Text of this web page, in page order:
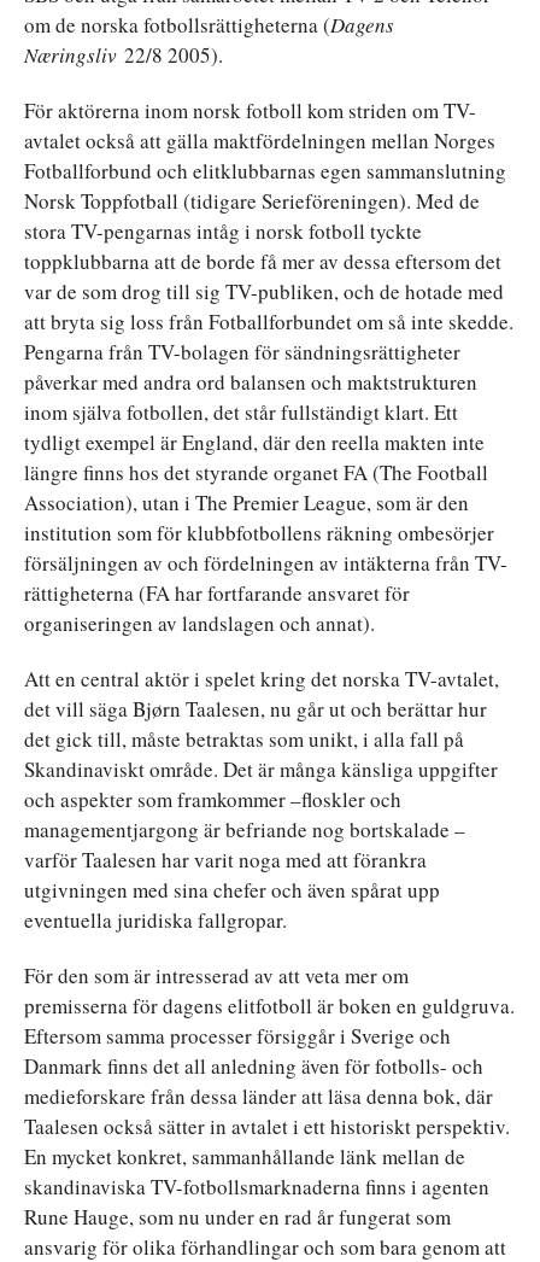
om de norska fotbollsrättigheterna (Dagens
Næringsliv 22/8 2005).
För aktörerna inom norsk fotboll kom striden om TV-
avtalet också att gälla maktfördelningen mellan Norges
Fotballforbund och elitklubbarnas egen sammanslutning
Norsk Toppfotball (tidigare Serieföreningen). Med de
stora TV-pengarnas intåg i norsk fotboll tyckte
toppklubbarna att de borde få mer av dessa eftersom det
var de som drog till sig TV-publiken, och de hotade med
att bryta sig loss från Fotballforbundet om så inte skedde.
Pengarna från TV-bolagen för sändningsrättigheter
påverkar med andra ord balansen och maktstrukturen
inom själva fotbollen, det står fullständigt klart. Ett
tydligt exempel är England, där den reella makten inte
längre finns hos det styrande organet FA (The Football
Association), utan i The Premier League, som är den
institution som för klubbfotbollens räkning ombesörjer
försäljningen av och fördelningen av intäkterna från TV-
rättigheterna (FA har fortfarande ansvaret för
organiseringen av landslagen och annat).
Att en central aktör i spelet kring det norska TV-avtalet,
det vill säga Bjørn Taalesen, nu går ut och berättar hur
det gick till, måste betraktas som unikt, i alla fall på
Skandinaviskt område. Det är många känsliga uppgifter
och aspekter som framkommer –floskler och
managementjargong är befriande nog bortskalade –
varför Taalesen har varit noga med att förankra
utgivningen med sina chefer och även spårat upp
eventuella juridiska fallgropar.
För den som är intresserad av att veta mer om
premisserna för dagens elitfotboll är boken en guldgruva.
Eftersom samma processer försiggår i Sverige och
Danmark finns det all anledning även för fotbolls- och
medieforskare från dessa länder att läsa denna bok, där
Taalesen också sätter in avtalet i ett historiskt perspektiv.
En mycket konkret, sammanhållande länk mellan de
skandinaviska TV-fotbollsmarknaderna finns i agenten
Rune Hauge, som nu under en rad år fungerat som
ansvarig för olika förhandlingar och som bara genom att